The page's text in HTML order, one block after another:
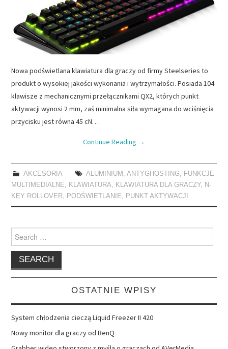
Nowa podświetlana klawiatura dla graczy od firmy Steelseries to
produkt o wysokiej jakości wykonania i wytrzymałości. Posiada 104
klawisze z mechanicznymi przełącznikami QX2, których punkt
aktywacji wynosi 2 mm, zaś minimalna siła wymagana do wciśnięcia
przycisku jest równa 45 cN…
Continue Reading →
AKCESORIA ALUMINIUM , ANTYGHOSTING, FUNKCJE
MULTIMEDIALNE, KLAWIATURA, KLAWIATURA DLA GRACZY, N-
KEY ROLLOVER, PODŚWIETLANIE, PUNKT AKTYWACJI
Search
for:
OSTATNIE WPISY
System chłodzenia cieczą Liquid Freezer II 420
Nowy monitor dla graczy od BenQ